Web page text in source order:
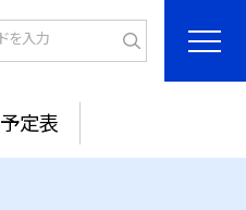
予定表